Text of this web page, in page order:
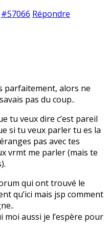
#57066 Répondre
parfaitement, alors ne
pas du coup..
tu veux dire c’est pareil
si tu veux parler tu es la
pas avec tes
vrmt me parler (mais te
qui ont trouvé le
qu’ici mais jsp comment
moi aussi je l’espère pour